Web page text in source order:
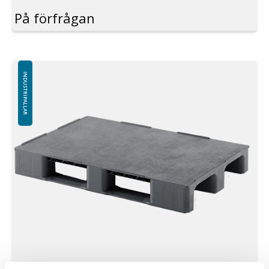
Säkerställer kontinuerlig materialförsörjning under tryckprocessen
Utrustad med svetsade medar för friktionsfri drift i
automatiserade system
Yttermått: 1200x800 mm
Höjd: 175 mm
Vikt: 20 kg
3 welded medar
Dynamisk belastning: 1000 kg
Statisk belastning: 7500 kg
Material: PE
Temperaturstabilitet: -30 °C till +40 °C
På förfrågan
INDUSTRIPALLAR